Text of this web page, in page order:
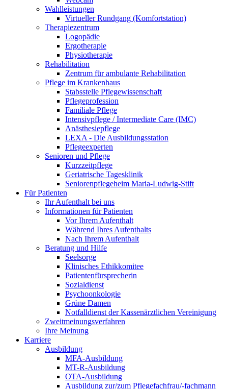
Wahlleistungen
Virtueller Rundgang (Komfortstation)
Therapiezentrum
Logopädie
Ergotherapie
Physiotherapie
Rehabilitation
Zentrum für ambulante Rehabilitation
Pflege im Krankenhaus
Stabsstelle Pflegewissenschaft
Pflegeprofession
Familiale Pflege
Intensivpflege / Intermediate Care (IMC)
Anästhesiepflege
LEXA - Die Ausbildungsstation
Pflegeexperten
Senioren und Pflege
Kurzzeitpflege
Geriatrische Tagesklinik
Seniorenpflegeheim Maria-Ludwig-Stift
Für Patienten
Ihr Aufenthalt bei uns
Informationen für Patienten
Vor Ihrem Aufenthalt
Während Ihres Aufenthalts
Nach Ihrem Aufenthalt
Beratung und Hilfe
Seelsorge
Klinisches Ethikkomitee
Patientenfürsprecherin
Sozialdienst
Psychoonkologie
Grüne Damen
Notfalldienst der Kassenärztlichen Vereinigung
Zweitmeinungsverfahren
Ihre Meinung
Karriere
Ausbildung
MFA-Ausbildung
MT-R-Ausbildung
OTA-Ausbildung
Ausbildung zur/zum Pflegefachfrau/-fachmann